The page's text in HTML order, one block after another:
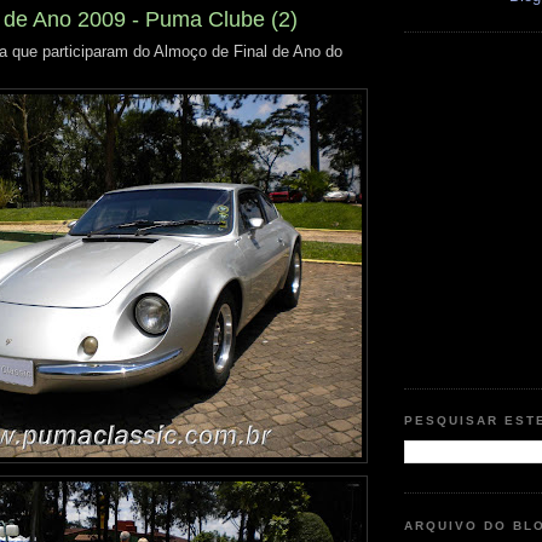
Ano 2009 - Puma Clube (2)
que participaram do Almoço de Final de Ano do
PESQUISAR
ARQUIVO DO